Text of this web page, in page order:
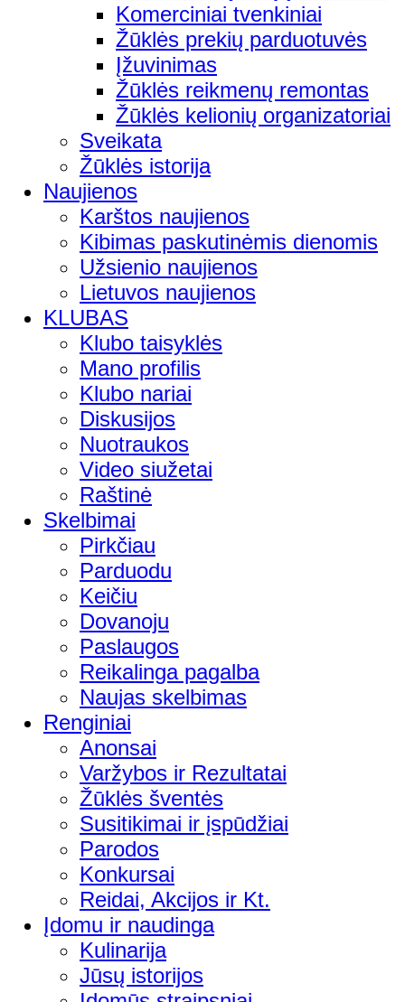
Komerciniai tvenkiniai
Žūklės prekių parduotuvės
Įžuvinimas
Žūklės reikmenų remontas
Žūklės kelionių organizatoriai
Sveikata
Žūklės istorija
Naujienos
Karštos naujienos
Kibimas paskutinėmis dienomis
Užsienio naujienos
Lietuvos naujienos
KLUBAS
Klubo taisyklės
Mano profilis
Klubo nariai
Diskusijos
Nuotraukos
Video siužetai
Raštinė
Skelbimai
Pirkčiau
Parduodu
Keičiu
Dovanoju
Paslaugos
Reikalinga pagalba
Naujas skelbimas
Renginiai
Anonsai
Varžybos ir Rezultatai
Žūklės šventės
Susitikimai ir įspūdžiai
Parodos
Konkursai
Reidai, Akcijos ir Kt.
Įdomu ir naudinga
Kulinarija
Jūsų istorijos